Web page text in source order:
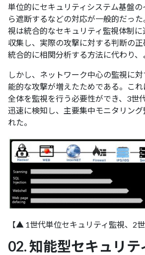
単位的にセキュリティシステム基盤
ら遮断するなどの対応が一般的だっ
視は統合的なセキュリティ監視体制
収集し、実際の攻撃に対する判断の
統合的に相関分析する方法に代わり、
しかし、ネットワーク中心の監視に
能的な攻撃が増えたためである。こ
全体を監視を行う必要性ができ、3世
迅速に検知し、主要集中モニタリン
れた。
【▲ 1世代単位セキュリティ監視、2
02. 知能型セキュリテ